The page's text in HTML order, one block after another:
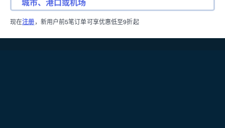
现在注册 ，新用户前5笔订单可享优惠低至9折起